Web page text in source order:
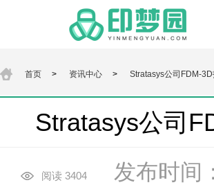
首页 > 资讯中心 > Stratasys公司FDM-3D
Stratasys公司
阅读 3404 发布时间